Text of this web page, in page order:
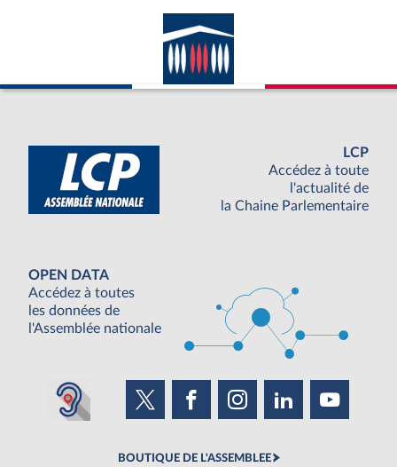
LCP
Accédez à toute
l'actualité de
la Chaine Parlementaire
OPEN DATA
Accédez à toutes
les données de
l'Assemblée nationale
BOUTIQUE DE L'ASSEMBLEE